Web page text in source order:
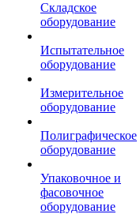
Складское
оборудование
Испытательное
оборудование
Измерительное
оборудование
Полиграфическое
оборудование
Упаковочное и
фасовочное
оборудование